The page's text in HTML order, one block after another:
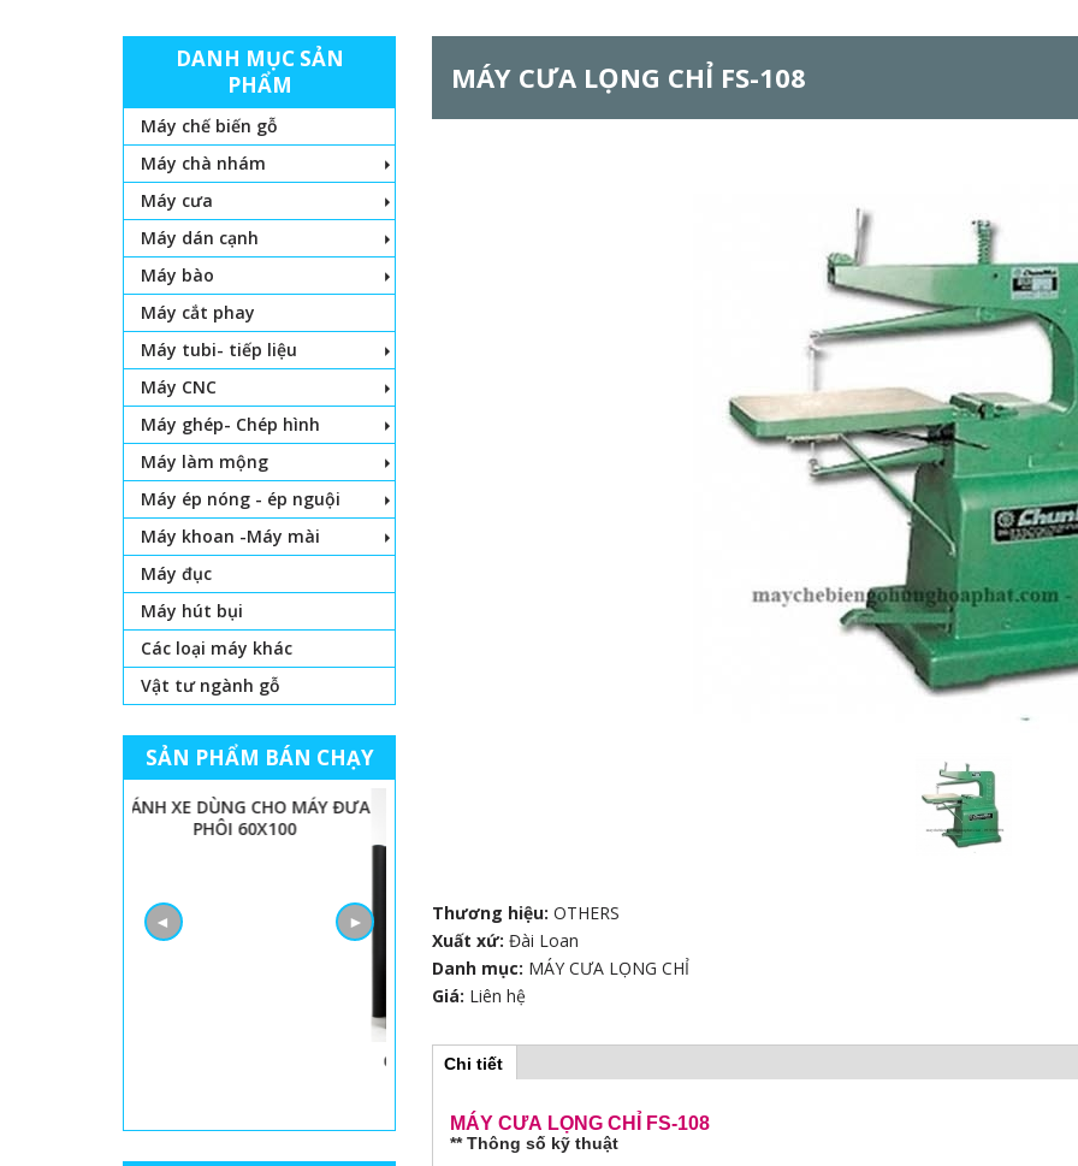
MÁY CƯA LỌNG CHỈ FS-108
Thương hiệu:OTHERS
Xuất xứ:Đài Loan
Danh mục: MÁY CƯA LỌNG CHỈ
Giá: Liên hệ
o
Chi tiết(
b
h
MÁY CƯA LỌNG CHỈ FS-108
** Thông số kỹ thuật
DANH MỤC SẢN
PHẨM
Máy chế biến gỗ
Máy chà nhám
Máy cưa
Máy dán cạnh
Máy bào
Máy cắt phay
Máy tubi- tiếp liệu
Máy CNC
Máy ghép- Chép hình
Máy làm mộng
Máy ép nóng - ép nguội
Máy khoan -Máy mài
Máy đục
Máy hút bụi
Các loại máy khác
Vật tư ngành gỗ
SẢN PHẨM BÁN CHẠY
BÁNH XE DÙNG CHO MÁY ĐƯA
PHÔI 60X100
GIẤY NHÁM MÁY CHÀ NHÁM
THÙNG
◄ ►